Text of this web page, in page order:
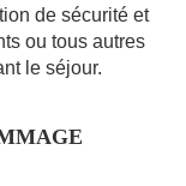
de sécurité et
ou tous autres
le séjour.